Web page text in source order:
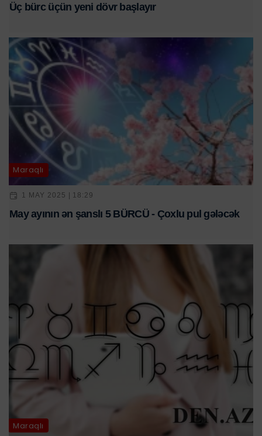
Üç bürc üçün yeni dövr başlayır
Maraqlı
1 MAY 2025 | 18:29
May ayının ən şanslı 5 BÜRCÜ - Çoxlu pul gələcək
Maraqlı